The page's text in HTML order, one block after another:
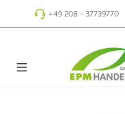
Zum Hauptinhalt springen
+49 208 - 37739770